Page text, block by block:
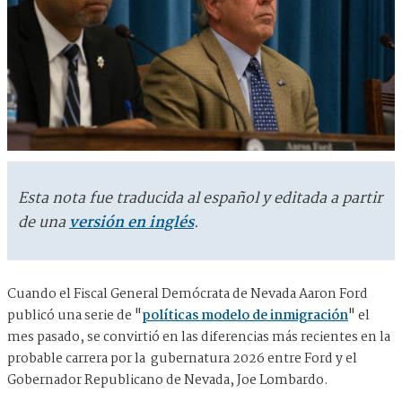
Esta nota fue traducida al español y editada a partir
de unaversión en inglés.
Cuando el Fiscal General Demócrata de Nevada Aaron Ford
publicó una serie de "políticas modelo de inmigración" el
mes pasado, se convirtió en las diferencias más recientes en la
probable carrera por la gubernatura 2026 entre Ford y el
Gobernador Republicano de Nevada, Joe Lombardo.